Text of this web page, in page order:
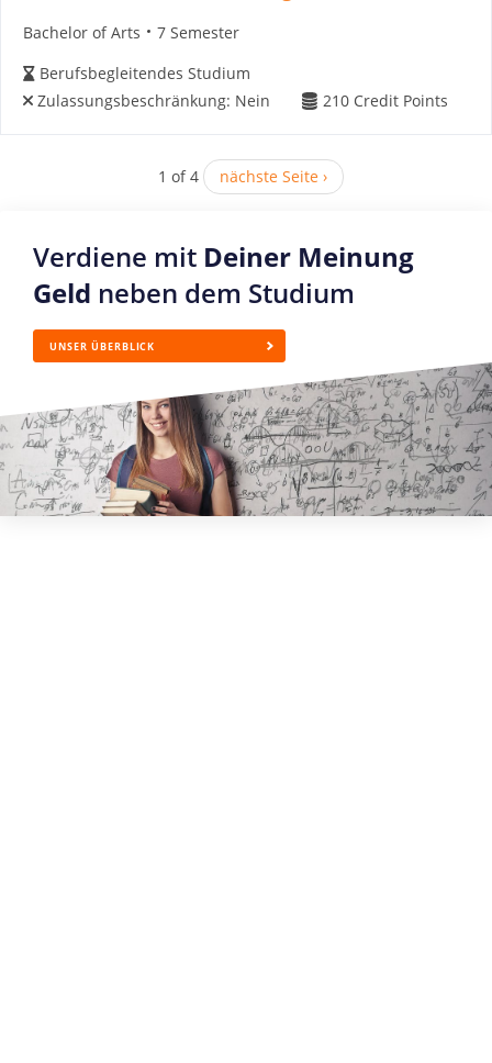
Bachelor of Arts
7 Semester
Berufsbegleitendes Studium
Zulassungsbeschränkung: Nein 210 Credit Points
1 of 4 nächste Seite ›
Verdiene mit Deiner Meinung
Geld neben dem Studium
UNSER ÜBERBLICK